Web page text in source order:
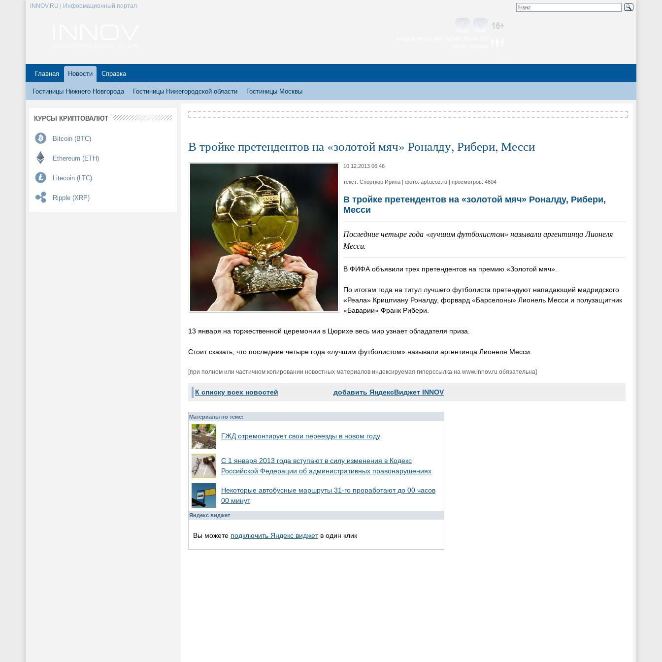
INNOV.RU | Информационный портал
Главная Новости Справка
Гостиницы Нижнего Новгорода Гостиницы Нижегородской области Гостиницы Москвы
КУРСЫ КРИПТОВАЛЮТ
Bitcoin (BTC)
Ethereum (ETH)
Litecoin (LTC)
Ripple (XRP)
В тройке претендентов на «золотой мяч» Роналду, Рибери, Месси
10.12.2013 06:46
текст: Спорткор Ирина | фото: apl.ucoz.ru | просмотров: 4604
В тройке претендентов на «золотой мяч» Роналду, Рибери,
Месси
Последние четыре года «лучшим футболистом» называли аргентинца Лионеля
Месси.
В ФИФА объявили трех претендентов на премию «Золотой мяч».
По итогам года на титул лучшего футболиста претендуют нападающий мадридского
«Реала» Криштиану Роналду, форвард «Барселоны» Лионель Месси и полузащитник
«Баварии» Франк Рибери.
13 января на торжественной церемонии в Цюрихе весь мир узнает обладателя приза.
Стоит сказать, что последние четыре года «лучшим футболистом» называли аргентинца Лионеля Месси.
[при полном или частичном копировании новостных материалов индексируемая гиперссылка на www.innov.ru обязательна]
К списку всех новостей добавить ЯндексВиджет INNOV
Материалы по теме:
ГЖД отремонтирует свои переезды в новом году
С 1 января 2013 года вступают в силу изменения в Кодекс
Российской Федерации об административных правонарушениях
Некоторые автобусные маршруты 31-го проработают до 00 часов
00 минут
Яндекс виджет
Вы можете подключить Яндекс виджетв один клик